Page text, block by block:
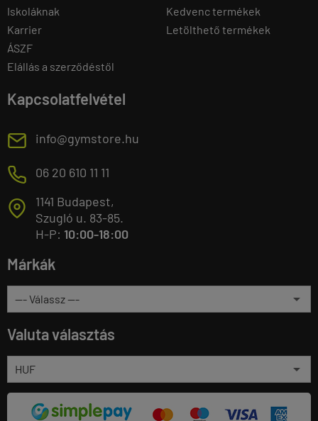
Iskoláknak
Karrier
ÁSZF
Elállás a szerződéstől
Kedvenc termékek
Letölthető termékek
Kapcsolatfelvétel
E info@gymstore.hu
M 06 20 610 11 11
T
1141 Budapest,
Szugló u. 83-85.
H-P: 10:00-18:00
Márkák
Valuta választás